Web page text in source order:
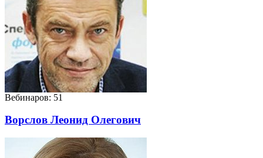
Вебинаров: 51
Ворслов Леонид Олегович